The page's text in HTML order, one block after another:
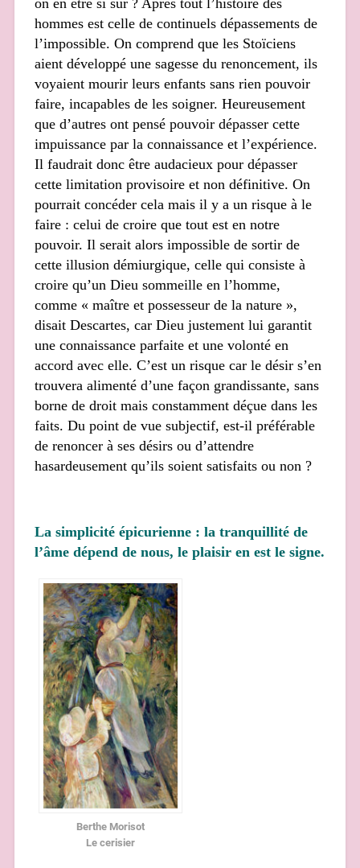
on en être si sûr ? Après tout l’histoire des
hommes est celle de continuels dépassements de
l’impossible. On comprend que les Stoïciens
aient développé une sagesse du renoncement, ils
voyaient mourir leurs enfants sans rien pouvoir
faire, incapables de les soigner. Heureusement
que d’autres ont pensé pouvoir dépasser cette
impuissance par la connaissance et l’expérience.
Il faudrait donc être audacieux pour dépasser
cette limitation provisoire et non définitive. On
pourrait concéder cela mais il y a un risque à le
faire : celui de croire que tout est en notre
pouvoir. Il serait alors impossible de sortir de
cette illusion démiurgique, celle qui consiste à
croire qu’un Dieu sommeille en l’homme,
comme « maître et possesseur de la nature »,
disait Descartes, car Dieu justement lui garantit
une connaissance parfaite et une volonté en
accord avec elle. C’est un risque car le désir s’en
trouvera alimenté d’une façon grandissante, sans
borne de droit mais constamment déçue dans les
faits. Du point de vue subjectif, est-il préférable
de renoncer à ses désirs ou d’attendre
hasardeusement qu’ils soient satisfaits ou non ?
La simplicité épicurienne : la tranquillité de
l’âme dépend de nous, le plaisir en est le signe.
Berthe Morisot
Le cerisier